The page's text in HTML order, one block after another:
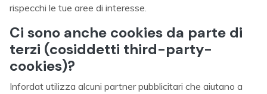
rispecchi le tue aree di interesse.
Ci sono anche cookies da parte di
terzi (cosiddetti third-party-
cookies)?
Infordat utilizza alcuni partner pubblicitari che aiutano a